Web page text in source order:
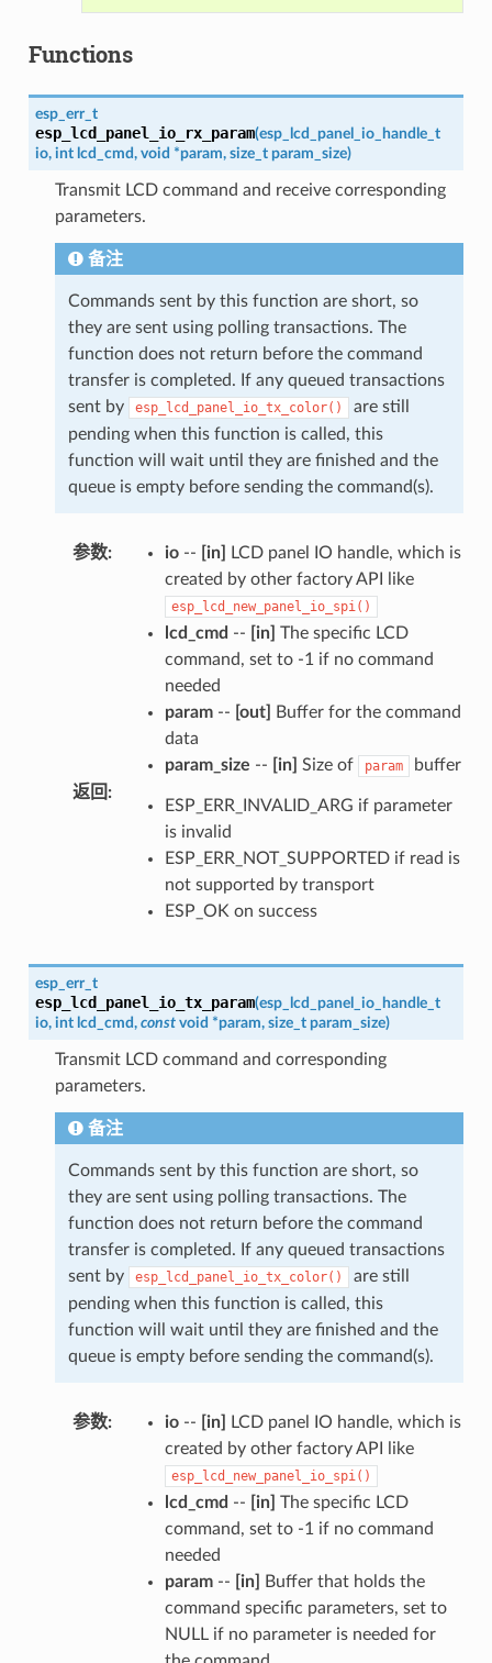
Functions
esp_err_t
esp_lcd_panel_io_rx_param(esp_lcd_panel_io_handle_t
io, int lcd_cmd, void *param, size_t param_size)
Transmit LCD command and receive corresponding
parameters.
备注
Commands sent by this function are short, so
they are sent using polling transactions. The
function does not return before the command
transfer is completed. If any queued transactions
sent by
esp_lcd_panel_io_tx_color()
are still
pending when this function is called, this
function will wait until they are finished and the
queue is empty before sending the command(s).
参数: io-- [in]
LCD panel IO handle, which is
created by other factory API like
esp_lcd_new_panel_io_spi()
lcd_cmd -- [in] The specific LCD
command, set to -1 if no command
needed
param-- [out]
Buffer for the command
data
param_size -- [in] Size of param
buffer
返回 :
ESP_ERR_INVALID_ARG if parameter
is invalid
ESP_ERR_NOT_SUPPORTED if read is
not supported by transport
ESP_OK on success
esp_err_t
esp_lcd_panel_io_tx_param(esp_lcd_panel_io_handle_t
io, int lcd_cmd, const void *param, size_t param_size)
Transmit LCD command and corresponding
parameters.
备注
Commands sent by this function are short, so
they are sent using polling transactions. The
function does not return before the command
transfer is completed. If any queued transactions
sent by
esp_lcd_panel_io_tx_color()
are still
pending when this function is called, this
function will wait until they are finished and the
queue is empty before sending the command(s).
参数: io-- [in]
LCD panel IO handle, which is
created by other factory API like
esp_lcd_new_panel_io_spi()
lcd_cmd -- [in] The specific LCD
command, set to -1 if no command
needed
param-- [in]
Buffer that holds the
command specific parameters, set to
NULL if no parameter is needed for